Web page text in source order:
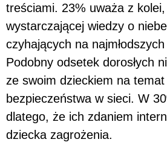
treściami. 23% uważa z
wystarczającej wiedzy o
czyhających na
Podobny odsetek dorosłych
ze swoim dzieckiem na
bezpieczeństwa w sieci. W
dlatego, że ich zdaniem
dziecka zagrożenia.